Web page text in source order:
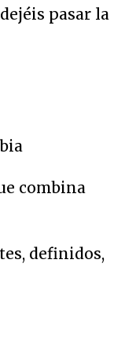
pasar la
combina
definidos,